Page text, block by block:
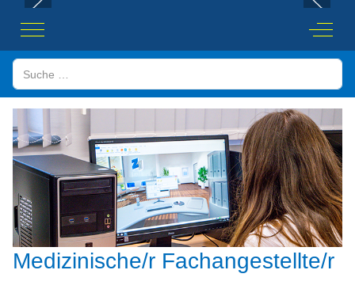
Mobile Menu Toggle Off-
Suchen
Medizinische/r Fachangestellte/r